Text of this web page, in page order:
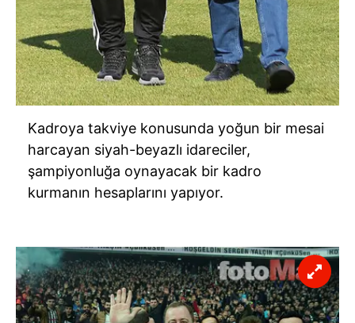
Kadroya takviye konusunda yoğun bir mesai
harcayan siyah-beyazlı idareciler,
şampiyonluğa oynayacak bir kadro
kurmanın hesaplarını yapıyor.